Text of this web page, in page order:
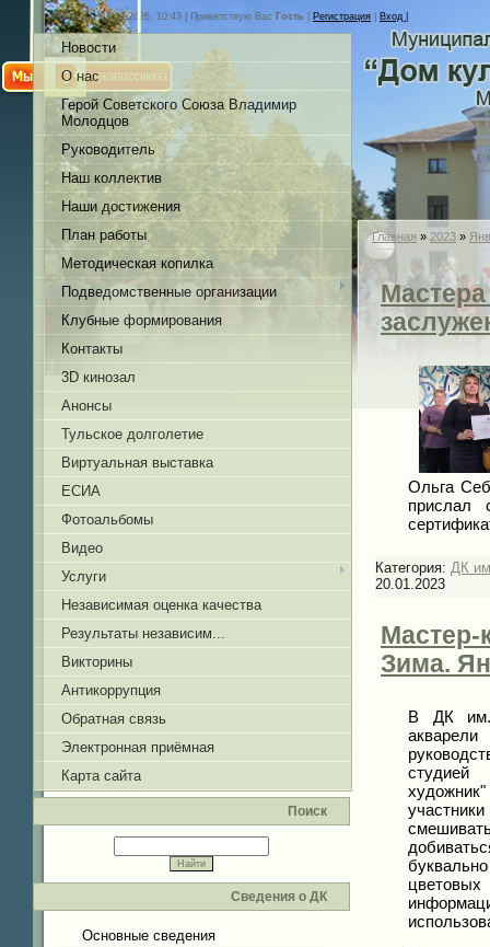
Пятница, 07.08.2026, 10:43 | Приветствую Вас Гость Регистрация Вход |
Новости
О нас
Герой Советского Союза Владимир
Молодцов
Руководитель
Наш коллектив
Наши достижения
План работы
Методическая копилка
Подведомственные организации
Клубные формирования
Контакты
3D кинозал
Анонсы
Тульское долголетие
Виртуальная выставка
ЕСИА
Фотоальбомы
Видео
Услуги
Независимая оценка качества
Результаты независим...
Викторины
Антикоррупция
Обратная связь
Электронная приёмная
Карта сайта
Поиск
Сведения о ДК
Основные сведения
Главная » 2023 »
Ольга
прислал
Категория: ДК
20.01.2023
Мастер-
Зима.
В ДК им.
студией